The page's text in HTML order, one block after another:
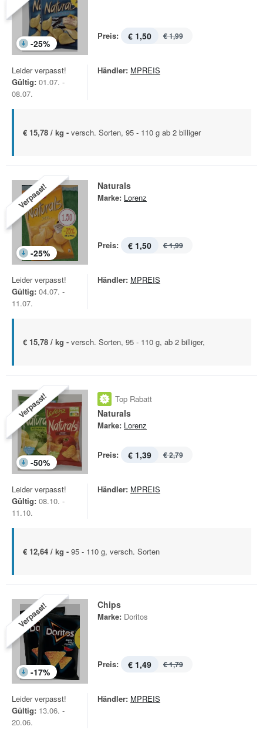
-25%
Preis: € 1,50 € 1,99
Leider verpasst!
Gültig: 01.07. -
08.07.
Händler: MPREIS
€ 15,78 / kg - versch. Sorten, 95 - 110 g ab 2 billiger
Verpasst!
-25%
Naturals
Marke: Lorenz
Preis: € 1,50 € 1,99
Leider verpasst!
Gültig: 04.07. -
11.07.
Händler: MPREIS
€ 15,78 / kg - versch. Sorten, 95 - 110 g, ab 2 billiger,
Verpasst!
-50%
Top Rabatt
Naturals
Marke: Lorenz
Preis: € 1,39 € 2,79
Leider verpasst!
Gültig: 08.10. -
11.10.
Händler: MPREIS
€ 12,64 / kg - 95 - 110 g, versch. Sorten
Verpasst!
-17%
Chips
Marke: Doritos
Preis: € 1,49 € 1,79
Leider verpasst!
Gültig: 13.06. -
20.06.
Händler: MPREIS